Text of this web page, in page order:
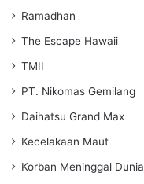
Ramadhan
The Escape Hawaii
TMII
PT. Nikomas Gemilang
Daihatsu Grand Max
Kecelakaan Maut
Korban Meninggal Dunia